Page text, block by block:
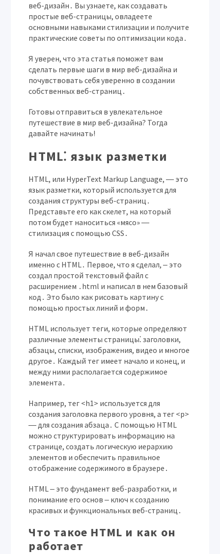
веб-дизайн․ Вы узнаете, как создавать
простые веб-страницы, овладеете
основными навыками стилизации и получите
практические советы по оптимизации кода․
Я уверен, что эта статья поможет вам
сделать первые шаги в мир веб-дизайна и
почувствовать себя уверенно в создании
собственных веб-страниц․
Готовы отправиться в увлекательное
путешествие в мир веб-дизайна? Тогда
давайте начинать!
HTML⁚ язык разметки
HTML, или HyperText Markup Language, ― это
язык разметки, который используется для
создания структуры веб-страниц․
Представьте его как скелет, на который
потом будет наноситься «мясо» ―
стилизация с помощью CSS․
Я начал свое путешествие в веб-дизайн
именно с HTML․ Первое, что я сделал, ‒ это
создал простой текстовый файл с
расширением ․html и написал в нем базовый
код․ Это было как рисовать картину с
помощью простых линий и форм․
HTML использует теги, которые определяют
различные элементы страницы⁚ заголовки,
абзацы, списки, изображения, видео и многое
другое․ Каждый тег имеет начало и конец, и
между ними располагается содержимое
элемента․
Например, тег <h1> используется для
создания заголовка первого уровня, а тег <p>
― для создания абзаца․ С помощью HTML
можно структурировать информацию на
странице, создать логическую иерархию
элементов и обеспечить правильное
отображение содержимого в браузере․
HTML ‒ это фундамент веб-разработки, и
понимание его основ ‒ ключ к созданию
красивых и функциональных веб-страниц․
Что такое HTML и как он
работает